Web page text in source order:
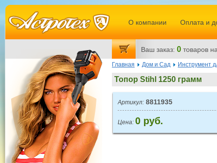
Главная Дом и Сад Инструмент
Топор Stihl 1250 грамм
Артикул: 8811935
Цена: 0 руб.
О компании Оплата и
Ваш заказ: 0 товаров